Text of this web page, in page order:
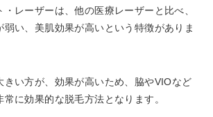
レーザーは、他の医療レーザーと比べ、
弱い、美肌効果が高いという特徴がありま
きい方が、効果が高いため、脇やVIOなど
に効果的な脱毛方法となります。